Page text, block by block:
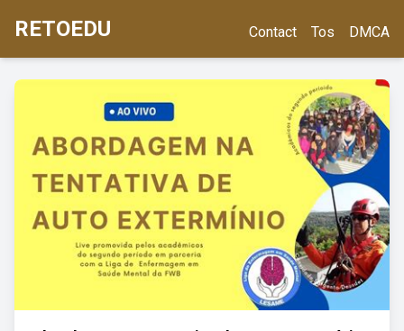
RETOEDU Contact Tos DMCA